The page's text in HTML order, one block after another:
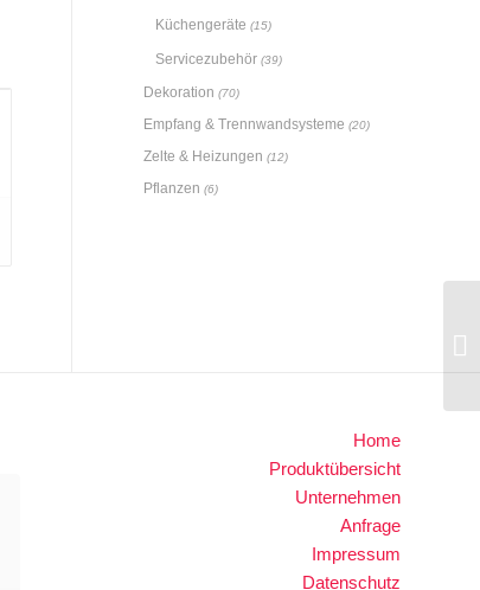
Küchengeräte (15)
Servicezubehör (39)
Dekoration (70)
Empfang & Trennwandsysteme (20)
Zelte & Heizungen (12)
Pflanzen (6)
Home
Produktübersicht
Unternehmen
Anfrage
Impressum
Datenschutz